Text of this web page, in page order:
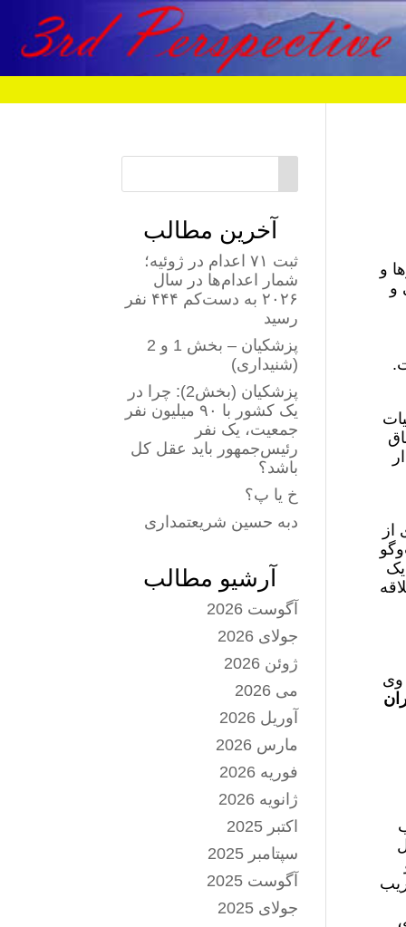
و
و
وی
آخرین مطالب
ثبت ۷۱ اعدام در ژوئیه؛
شمار اعدام‌ها در سال
۲۰۲۶ به دست‌کم ۴۴۴ نفر
رسید
پزشکیان – بخش 1 و 2
(شنیداری)
پزشکیان (بخش2): چرا در
یک کشور با ۹۰ میلیون نفر
جمعیت، یک نفر
رئیس‌جمهور باید عقل کل
باشد؟
خ یا پ؟
دبه حسین شریعتمداری
آرشیو مطالب
آگوست 2026
جولای 2026
ژوئن 2026
می 2026
آوریل 2026
مارس 2026
فوریه 2026
ژانویه 2026
اکتبر 2025
سپتامبر 2025
آگوست 2025
جولای 2025